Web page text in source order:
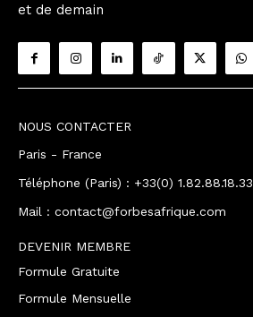
et de demain
NOUS CONTACTER
Paris - France
Téléphone (Paris) : +33(0) 1.82.88.18.33
Mail : contact@forbesafrique.com
DEVENIR MEMBRE
Formule Gratuite
Formule Mensuelle